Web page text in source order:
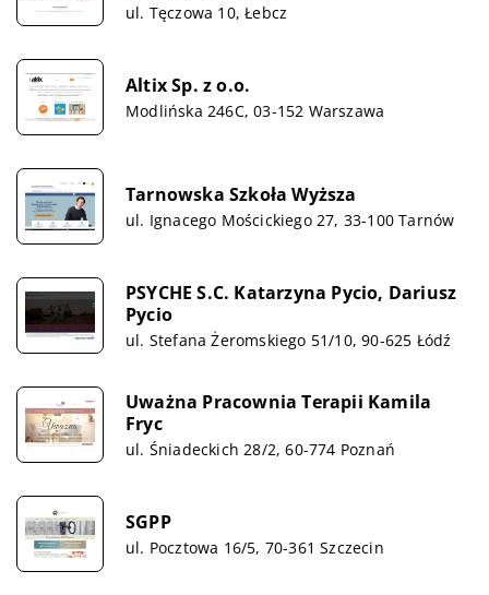
ul. Tęczowa 10, Łebcz
Altix Sp. z o.o.
Modlińska 246C, 03-152 Warszawa
Tarnowska Szkoła Wyższa
ul. Ignacego Mościckiego 27, 33-100 Tarnów
PSYCHE S.C. Katarzyna Pycio, Dariusz
Pycio
ul. Stefana Żeromskiego 51/10, 90-625 Łódź
Uważna Pracownia Terapii Kamila
Fryc
ul. Śniadeckich 28/2, 60-774 Poznań
SGPP
ul. Pocztowa 16/5, 70-361 Szczecin